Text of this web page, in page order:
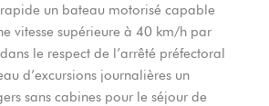
un bateau motorisé capable
vitesse supérieure à 40 km/h par
le respect de l’arrêté préfectoral
d’excursions journalières un
sans cabines pour le séjour de